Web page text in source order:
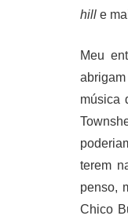
hill e
Meu
música
terem
penso,
Chico